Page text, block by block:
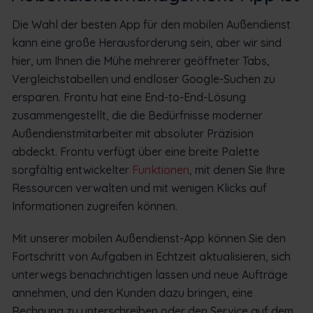
Die Wahl der besten App für den mobilen Außendienst
kann eine große Herausforderung sein, aber wir sind
hier, um Ihnen die Mühe mehrerer geöffneter Tabs,
Vergleichstabellen und endloser Google-Suchen zu
ersparen. Frontu hat eine End-to-End-Lösung
zusammengestellt, die die Bedürfnisse moderner
Außendienstmitarbeiter mit absoluter Präzision
abdeckt. Frontu verfügt über eine breite Palette
sorgfältig entwickelter Funktionen, mit denen Sie Ihre
Ressourcen verwalten und mit wenigen Klicks auf
Informationen zugreifen können.
Mit unserer mobilen Außendienst-App können Sie den
Fortschritt von Aufgaben in Echtzeit aktualisieren, sich
unterwegs benachrichtigen lassen und neue Aufträge
annehmen, und den Kunden dazu bringen, eine